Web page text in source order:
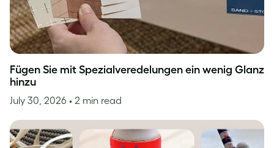
Fügen Sie mit Spezialveredelungen ein wenig Glanz
hinzu
July 30, 2026 • 2 min read